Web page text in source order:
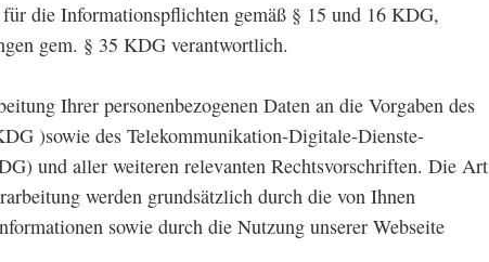
die Informationspflichten gemäß § 15 und 16 KDG,
gem. § 35 KDG verantwortlich.
Ihrer personenbezogenen Daten an die Vorgaben des
)sowie des Telekommunikation-Digitale-Dienste-
und aller weiteren relevanten Rechtsvorschriften. Die Art
werden grundsätzlich durch die von Ihnen
sowie durch die Nutzung unserer Webseite